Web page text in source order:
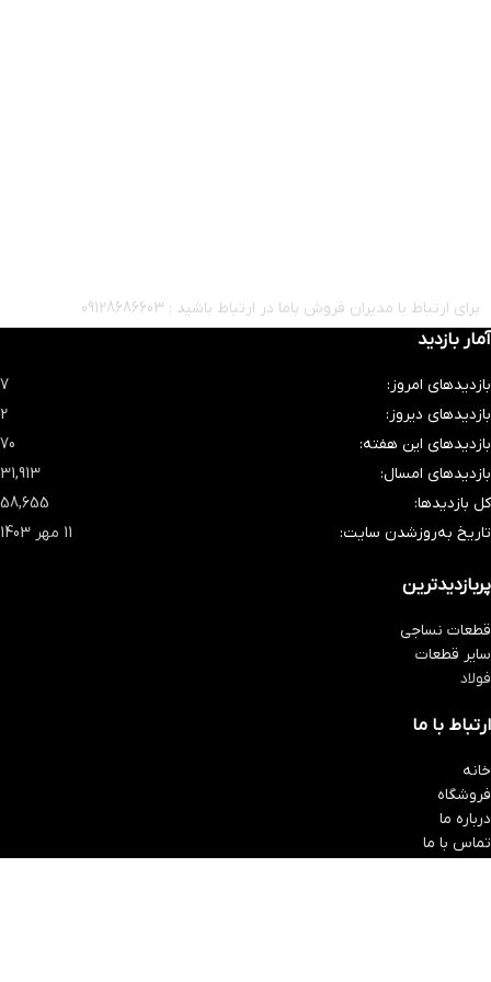
برای ارتباط با مدیران فروش باما در ارتباط باشید : 09128686603
آمار بازدید
بازدیدهای امروز:
7
بازدیدهای دیروز:
2
بازدیدهای این هفته:
70
بازدیدهای امسال:
31,913
کل بازدیدها:
58,655
تاریخ به‌روزشدن سایت:
11 مهر 1403
پربازدیدترین
قطعات نساجی
سایر قطعات
فولاد
ارتباط با ما
خانه
فروشگاه
درباره ما
تماس با ما